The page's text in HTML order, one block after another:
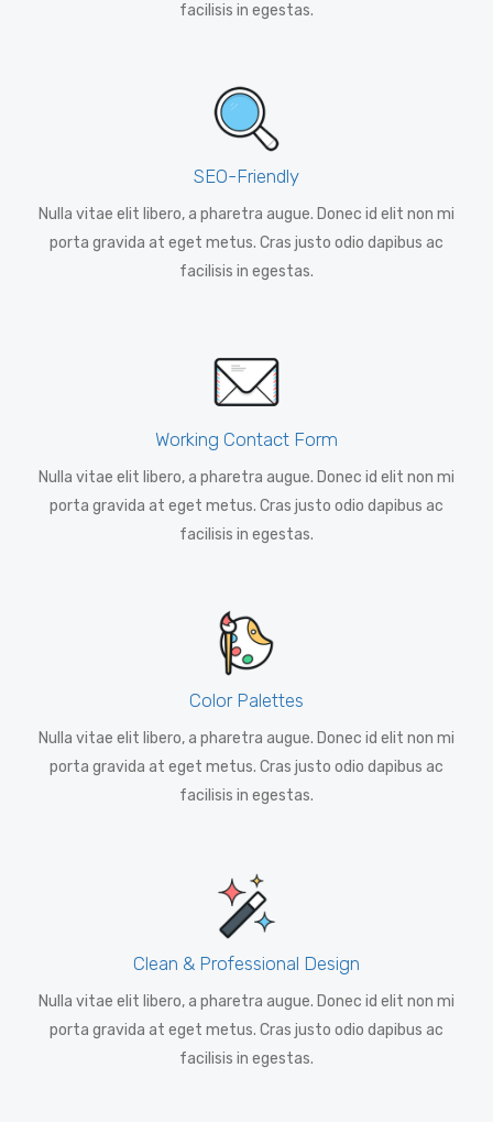
facilisis in egestas.
SEO-Friendly
Nulla vitae elit libero, a pharetra augue. Donec id elit non mi
porta gravida at eget metus. Cras justo odio dapibus ac
facilisis in egestas.
Working Contact Form
Nulla vitae elit libero, a pharetra augue. Donec id elit non mi
porta gravida at eget metus. Cras justo odio dapibus ac
facilisis in egestas.
Color Palettes
Nulla vitae elit libero, a pharetra augue. Donec id elit non mi
porta gravida at eget metus. Cras justo odio dapibus ac
facilisis in egestas.
Clean & Professional Design
Nulla vitae elit libero, a pharetra augue. Donec id elit non mi
porta gravida at eget metus. Cras justo odio dapibus ac
facilisis in egestas.